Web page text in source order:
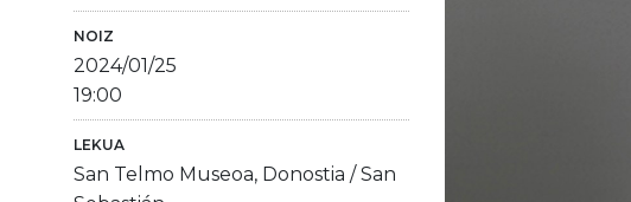
NOIZ
2024/01/25
19:00
LEKUA
San Telmo Museoa, Donostia / San